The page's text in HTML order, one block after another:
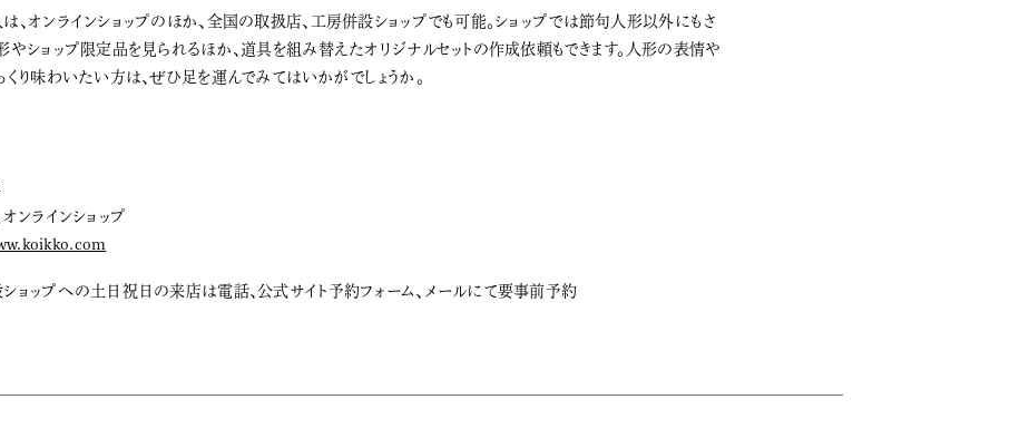
、オンラインショップのほか、全国の取扱店、工房併設ショップでも可能。ショップでは節句人形以外にもさ
やショップ限定品を見られるほか、道具を組み替えたオリジナルセットの作成依頼もできます。人形の表情や
くり味わいたい方は、ぜひ足を運んでみてはいかがでしょうか。
オンラインショップ
ョップへの土日祝日の来店は電話、公式サイト予約フォーム、メールにて要事前予約